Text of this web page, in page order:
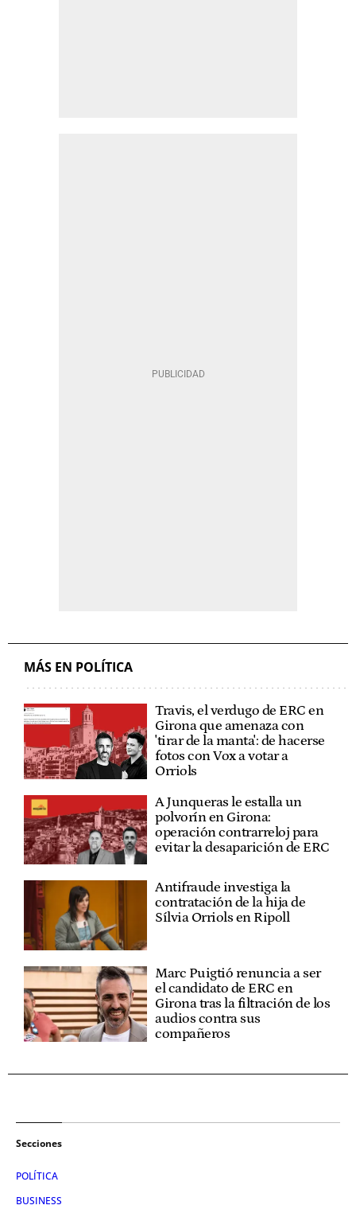
MÁS EN POLÍTICA
Travis, el verdugo de ERC en
Girona que amenaza con
'tirar de la manta': de hacerse
fotos con Vox a votar a
Orriols
A Junqueras le estalla un
polvorín en Girona:
operación contrarreloj para
evitar la desaparición de ERC
Antifraude investiga la
contratación de la hija de
Sílvia Orriols en Ripoll
Marc Puigtió renuncia a ser
el candidato de ERC en
Girona tras la filtración de los
audios contra sus
compañeros
Secciones
POLÍTICA
BUSINESS